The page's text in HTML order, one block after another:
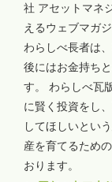
社 アセットマネ
えるウェブマガ
わらしべ長者は
後にはお金持ち
す。 わらしべ瓦
に賢く投資をし
してほしいとい
産を育てるため
おります。